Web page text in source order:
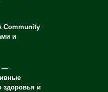
Community
и
—
здоровья и